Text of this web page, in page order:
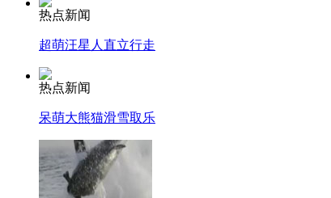
热点新闻
超萌汪星人直立行走
热点新闻
呆萌大熊猫滑雪取乐